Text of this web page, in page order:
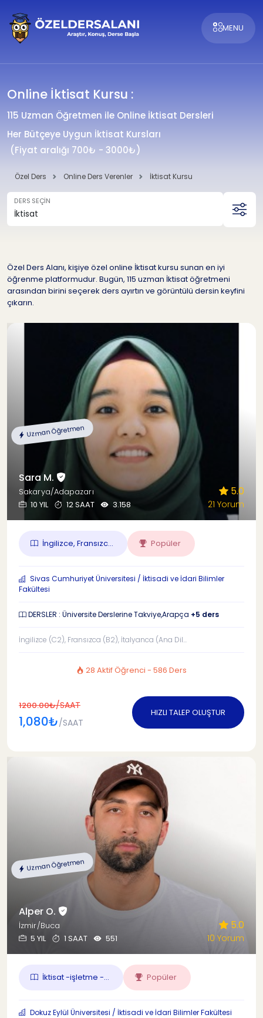
MENU
Online İktisat Kursu :
115 Uzman Öğretmen ile Online İktisat Dersleri
Her Bütçeye Uygun İktisat Kursları
(Fiyat aralığı 700₺ - 3000₺)
Özel Ders Online Ders Verenler İktisat Kursu
DERS SEÇİN
Özel Ders Alanı, kişiye özel online İktisat kursu sunan en iyi
öğrenme platformudur. Bugün, 115 uzman İktisat öğretmeni
arasından birini seçerek ders ayırtın ve görüntülü dersin keyfini
çıkarın.
Uzman Öğretmen
Sara M.
Sakarya/Adapazarı
10 YIL
12 SAAT 3.158
5.0
21 Yorum
İngilizce, Fransızc... Popüler
Sivas Cumhuriyet Üniversitesi / İktisadi ve İdari Bilimler
Fakültesi
DERSLER : Üniversite Derslerine Takviye,Arapça +5 ders
İngilizce (C2), Fransızca (B2), İtalyanca (Ana Dil...
28 Aktif Öğrenci - 586 Ders
1200.00₺/SAAT
1,080₺/SAAT
HIZLI TALEP OLUŞTUR
Uzman Öğretmen
Alper O.
İzmir/Buca
5 YIL
1 SAAT 551
5.0
10 Yorum
İktisat -işletme -... Popüler
Dokuz Eylül Üniversitesi / İktisadi ve İdari Bilimler Fakültesi